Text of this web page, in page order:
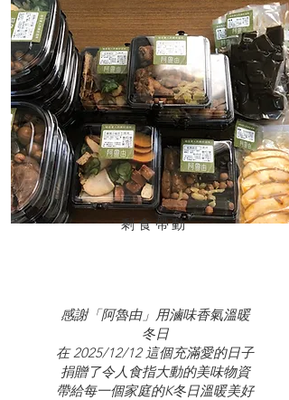
​剩食帶動
感謝「阿魯由」用滷味香氣溫暖
冬日
在 2025/12/12 這個充滿愛的日子
捐贈了令人食指大動的美味物資
帶給每一個家庭的K冬日溫暖美好